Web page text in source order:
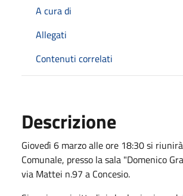
A cura di
Allegati
Contenuti correlati
Descrizione
Giovedì 6 marzo alle ore 18:30 si
Comunale, presso la sala "Domenico
via Mattei n.97 a Concesio.